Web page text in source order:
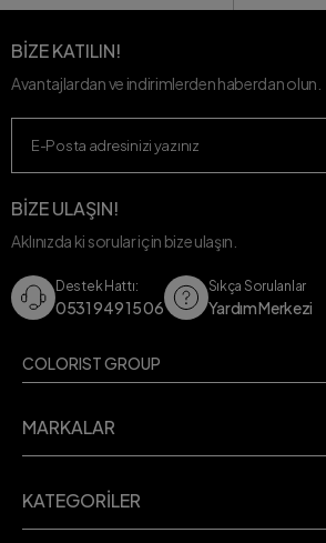
BİZE KATILIN!
Avantajlardan ve indirimlerden haberdan olun.
BİZE ULAŞIN!
Aklınızda ki sorular için bize ulaşın.
Destek Hattı:
0531 949 15 06
Sıkça Sorulanlar
Yardım Merkezi
COLORIST GROUP
MARKALAR
KATEGORİLER